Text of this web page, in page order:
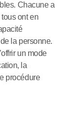
Chacune a
ont en
la personne.
un mode
la
procédure